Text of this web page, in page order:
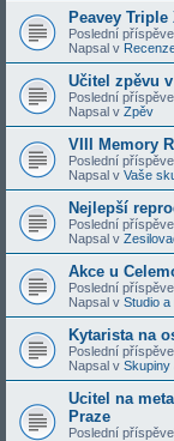
Peavey Triple
Poslední
Napsal v
Učitel zpěvu
Poslední
Napsal v Zpěv
VIII Memory
Poslední
Napsal v Vaše
Nejlepší
Poslední
Napsal v
Akce u
Poslední
Napsal v Studio
Kytarista na
Poslední
Napsal v Skupiny
Ucitel na
Praze
Poslední